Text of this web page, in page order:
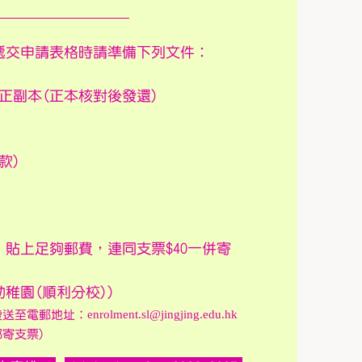
申請表格時請準備下列文件︰
副本(正本核對後發還)
)
上足夠郵費，連同支票$40一併寄
園(順利分校))
至電郵地址︰ enrolment.sl@jingjing.edu.hk
支票)